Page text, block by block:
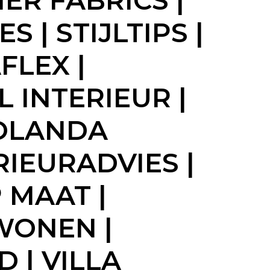
| STIJLTIPS |
|
INTERIEUR |
|
MAAT |
|
| VILLA